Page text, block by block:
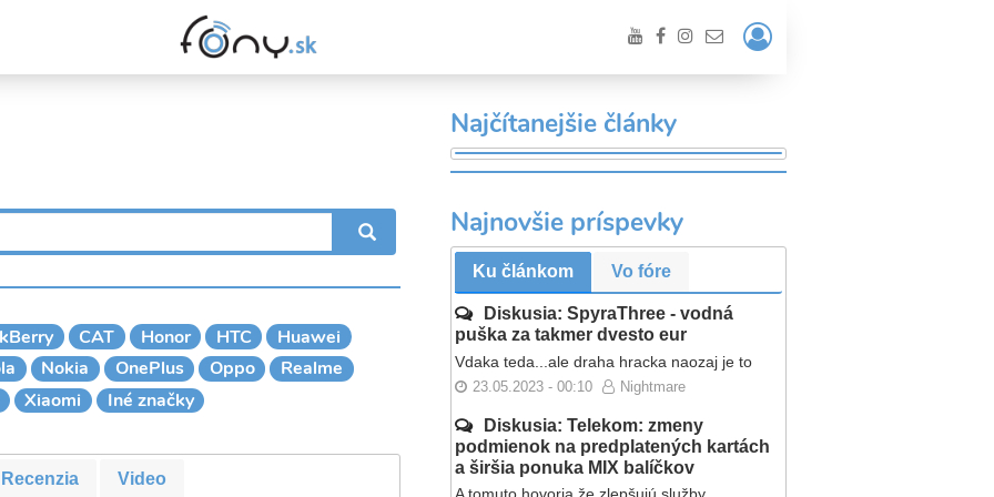
Prihlásiť
/
Registrácia
VYHĽADÁVANIE
CAT Honor HTC
Huawei
Nokia OnePlus Oppo
Realme
Xiaomi Iné značky
Recenzia Video
Najčítanejšie články
Najnovšie príspevky
Ku článkom Vo fóre
Diskusia: SpyraThree - vodná
puška za takmer dvesto eur
Vdaka teda...ale draha hracka naozaj je to
23.05.2023 - 00:10 Nightmare
Diskusia: Telekom: zmeny
podmienok na predplatených kartách
a širšia ponuka MIX balíčkov